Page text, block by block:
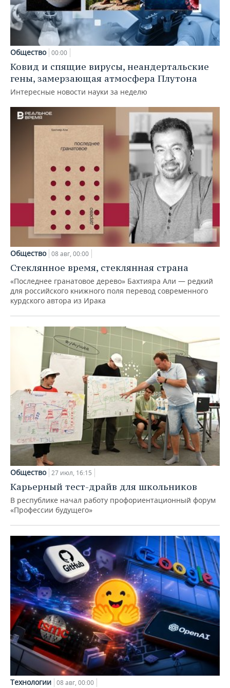
Общество 00:00
Ковид и спящие вирусы, неандертальские
гены, замерзающая атмосфера Плутона
Интересные новости науки за неделю
Общество 08 авг, 00:00
Стеклянное время, стеклянная страна
«Последнее гранатовое дерево» Бахтияра Али — редкий
для российского книжного поля перевод современного
курдского автора из Ирака
Общество 27 июл, 16:15
Карьерный тест-драйв для школьников
В республике начал работу профориентационный форум
«Профессии будущего»
Технологии 08 авг, 00:00